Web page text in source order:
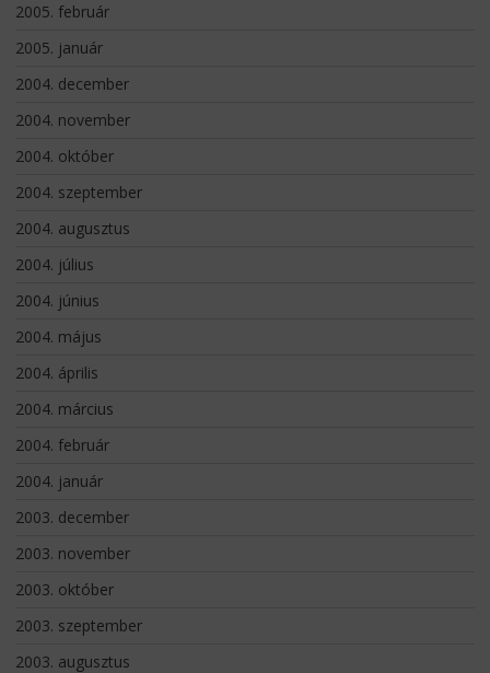
2005. február
2005. január
2004. december
2004. november
2004. október
2004. szeptember
2004. augusztus
2004. július
2004. június
2004. május
2004. április
2004. március
2004. február
2004. január
2003. december
2003. november
2003. október
2003. szeptember
2003. augusztus